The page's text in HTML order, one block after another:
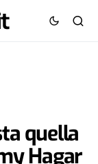
quella
Hagar